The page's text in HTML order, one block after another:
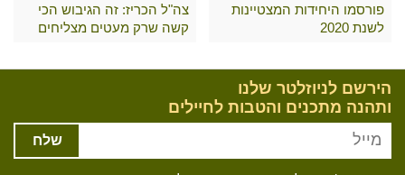
פורסמו היחידות המצטיינות
לשנת 2020
צה"ל הכריז: זה הגיבוש הכי
קשה שרק מעטים מצליחים
הירשם לניוזלטר שלנו
ותהנה מתכנים והטבות לחיילים
שלח